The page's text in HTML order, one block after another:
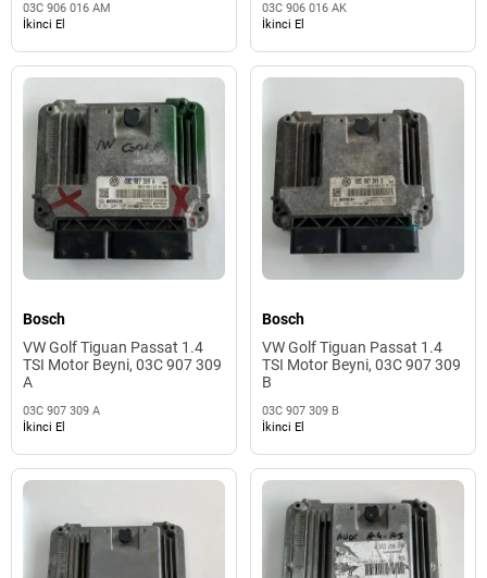
03C 906 016 AM
İkinci El
03C 906 016 AK
İkinci El
Bosch
VW Golf Tiguan Passat 1.4
TSI Motor Beyni, 03C 907 309
A
03C 907 309 A
İkinci El
Bosch
VW Golf Tiguan Passat 1.4
TSI Motor Beyni, 03C 907 309
B
03C 907 309 B
İkinci El